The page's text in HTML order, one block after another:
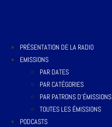
PRÉSENTATION DE LA RADIO
EMISSIONS
PAR DATES
PAR CATÉGORIES
PAR PATRONS D’ÉMISSIONS
TOUTES LES ÉMISSIONS
PODCASTS